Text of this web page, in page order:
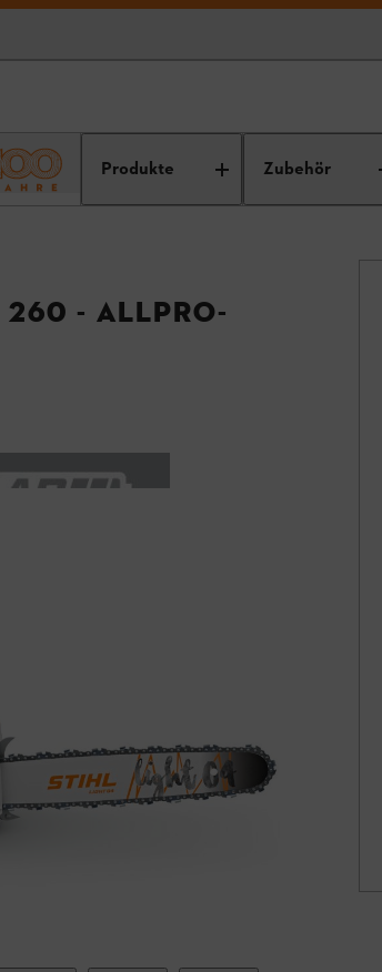
Produkte Zubehör
- ALLPRO-